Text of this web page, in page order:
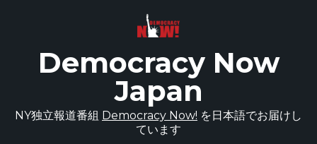
Democracy Now
Japan
NY独立報道番組 Democracy Now! を日本語でお届けし
ています